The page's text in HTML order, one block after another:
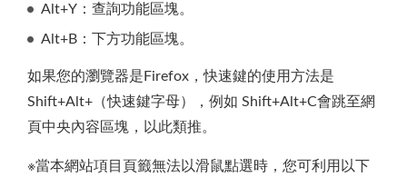
Alt+Y：查詢功能區塊。
Alt+B：下方功能區塊。
如果您的瀏覽器是Firefox，快速鍵的使用方法是
Shift+Alt+（快速鍵字母），例如 Shift+Alt+C會跳至網
頁中央內容區塊，以此類推。
※當本網站項目頁籤無法以滑鼠點選時，您可利用以下